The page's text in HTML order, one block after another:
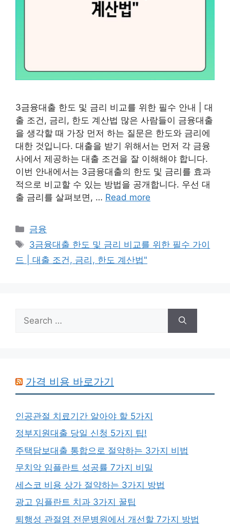
3금융대출 한도 및 금리 비교를 위한 필수 안내 | 대
출 조건, 금리, 한도 계산법 많은 사람들이 금융대출
을 생각할 때 가장 먼저 하는 질문은 한도와 금리에
대한 것입니다. 대출을 받기 위해서는 먼저 각 금융
사에서 제공하는 대출 조건을 잘 이해해야 합니다.
이번 안내에서는 3금융대출의 한도 및 금리를 효과
적으로 비교할 수 있는 방법을 공개합니다. 우선 대
출 금리를 살펴보면, … Read more
Categories
금융
Tags
3금융대출 한도 및 금리 비교를 위한 필수 가이
드 | 대출 조건, 금리, 한도 계산법"
for:
가격 비용 바로가기
인공관절 치료기간 알아야 할 5가지
정부지원대출 당일 신청 5가지 팁!
주택담보대출 통합으로 절약하는 3가지 비법
무치악 임플란트 성공률 7가지 비밀
세스코 비용 상가 절약하는 3가지 방법
광고 임플란트 치과 3가지 꿀팁
퇴행성 관절염 전문병원에서 개선할 7가지 방법